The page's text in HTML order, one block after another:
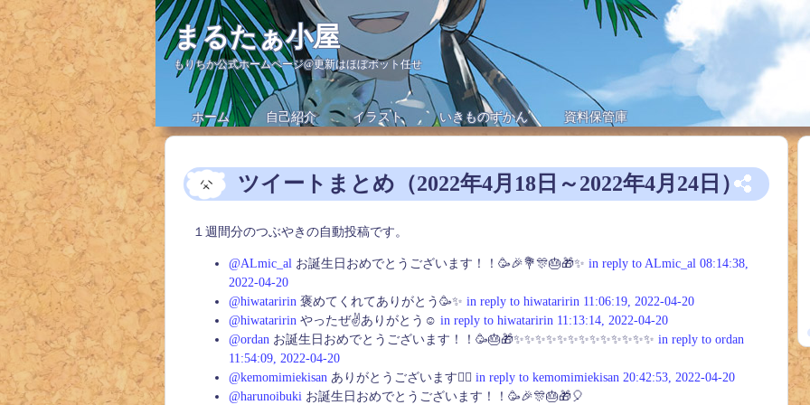
まるたぁ小屋
もりちか公式ホームページ@更新はほぼボット任せ
ホーム 自己紹介 イラスト いきものずかん 資料保管庫
ツイートまとめ（2022年4月18日～2022年4月24日）
１週間分のつぶやきの自動投稿です。
@ALmic_al お誕生日おめでとうございます！！🥳🎉💐🎊🎂🎁✨ in reply to ALmic_al 08:14:38,
2022-04-20
@hiwataririn 褒めてくれてありがとう🥳✨ in reply to hiwataririn 11:06:19, 2022-04-20
@hiwataririn やったぜ✌️ありがとう☺️ in reply to hiwataririn 11:13:14, 2022-04-20
@ordan お誕生日おめでとうございます！！🥳🎂🎁✨✨✨✨✨✨✨✨✨✨✨✨✨ in reply to ordan
11:54:09, 2022-04-20
@kemomimiekisan ありがとうございます🙇‍♀️ in reply to kemomimiekisan 20:42:53, 2022-04-20
@harunoibuki お誕生日おめでとうございます！！🥳🎉🎊🎂🎁🎈